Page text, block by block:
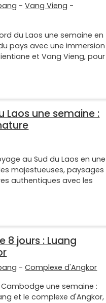
-Vang Vieng -
du Laos une semaine en
pays avec une immersion
et Vang Vieng, pour
Laos une semaine :
au Sud du Laos en une
majestueuses, paysages
authentiques avec les
8 jours : Luang
-Complexe d'Angkor
une semaine :
et le complexe d'Angkor,